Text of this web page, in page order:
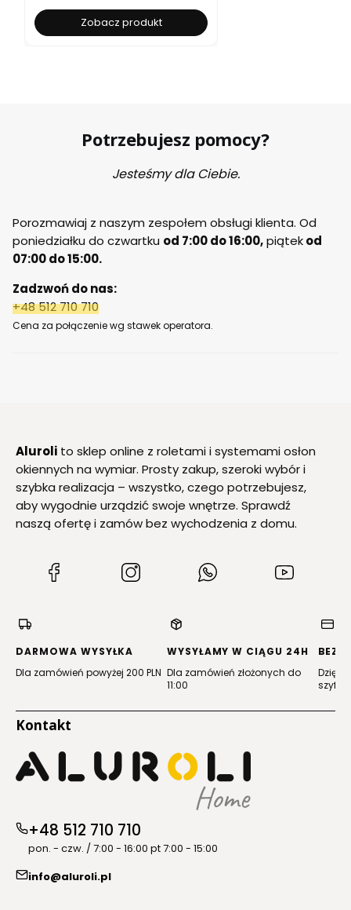
Zobacz produkt
Potrzebujesz pomocy?
Jesteśmy dla Ciebie.
Porozmawiaj z naszym zespołem obsługi klienta. Od
poniedziałku do czwartku od 7:00 do 16:00,piątekod
07:00 do 15:00.
Zadzwoń do nas:
+48 512 710 710
Cena za połączenie wg stawek operatora.
Aluroli to sklep online z roletami i systemami osłon
okiennych na wymiar. Prosty zakup, szeroki wybór i
szybka realizacja – wszystko, czego potrzebujesz,
aby wygodnie urządzić swoje wnętrze. Sprawdź
naszą ofertę i zamów bez wychodzenia z domu.
(Otwiera
nowej
(Otwiera
(Otwiera
nowej
DARMOWA WYSYŁKA
Dla zamówień powyżej 200 PLN
WYSYŁAMY W CIĄGU 24H
Dla zamówień złożonych do
11:00
Dzięki
Kontakt
+48 512 710 710
pon. - czw. / 7:00 - 16:00 pt 7:00 - 15:00
info@aluroli.pl